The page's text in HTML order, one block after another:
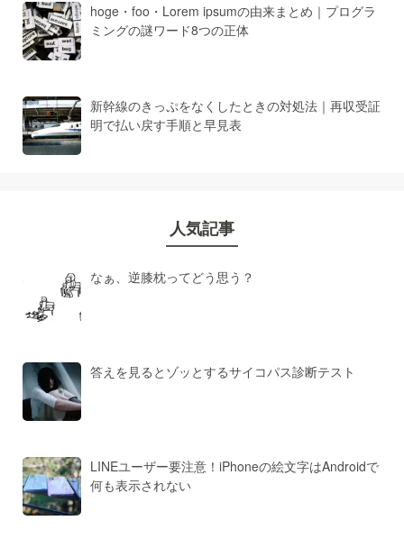
hoge・foo・Lorem ipsumの由来まとめ｜プログラ
ミングの謎ワード8つの正体
新幹線のきっぷをなくしたときの対処法｜再収受証
明で払い戻す手順と早見表
人気記事
なぁ、逆膝枕ってどう思う？
答えを見るとゾッとするサイコパス診断テスト
LINEユーザー要注意！iPhoneの絵文字はAndroidで
何も表示されない